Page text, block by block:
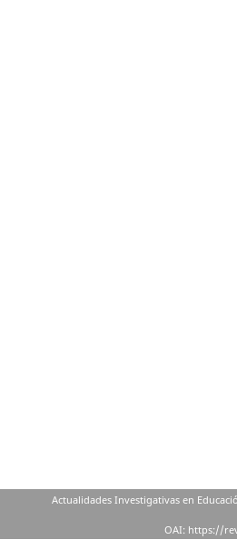
Actualidades Investigativas en
OAI: https://